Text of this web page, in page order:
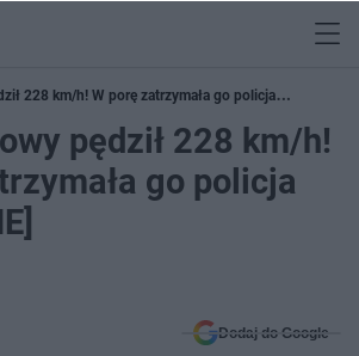
228 km/h! W porę zatrzymała go policja
pędził 228 km/h!
go policja
Dodaj do Google